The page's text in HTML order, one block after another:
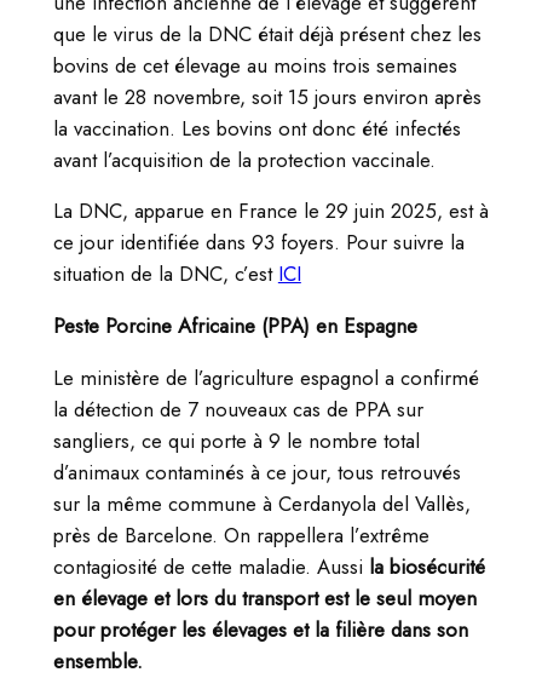
que le virus de la DNC était déjà présent chez les
bovins de cet élevage au moins trois semaines
avant le 28 novembre, soit 15 jours environ après
la vaccination. Les bovins ont donc été infectés
avant l’acquisition de la protection vaccinale.
La DNC, apparue en France le 29 juin 2025, est à
ce jour identifiée dans 93 foyers. Pour suivre la
situation de la DNC, c’est ICI
Peste Porcine Africaine (PPA) en Espagne
Le ministère de l’agriculture espagnol a confirmé
la détection de 7 nouveaux cas de PPA sur
sangliers, ce qui porte à 9 le nombre total
d’animaux contaminés à ce jour, tous retrouvés
sur la même commune à Cerdanyola del Vallès,
près de Barcelone. On rappellera l’extrême
contagiosité de cette maladie. Aussi la biosécurité
en élevage et lors du transport est le seul moyen
pour protéger les élevages et la filière dans son
ensemble.